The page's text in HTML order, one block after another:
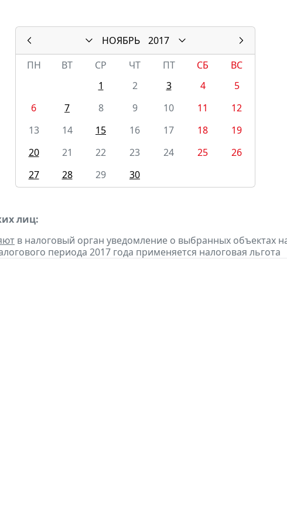
НОЯБРЬ
2017
ПН
ВТ СР ЧТ ПТ СБ
ВС
1
2 3 4
5
6
7 8 9 10 11
12
13
14 15 16 17 18
19
20
21 22 23 24 25
26
27
28 29 30
лиц:
в налоговый орган уведомление о выбранных объектах
периода 2017 года применяется налоговая льгота